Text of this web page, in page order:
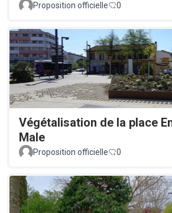
Proposition officielle 0
Végétalisation de la place
Male
Proposition officielle 0